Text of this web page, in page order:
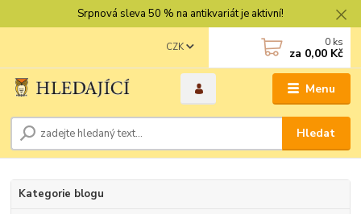
Srpnová sleva 50 % na antikvariát je aktivní!
Menu
CZK
Hledat
0 ks
za 0,00 Kč
Kategorie blogu